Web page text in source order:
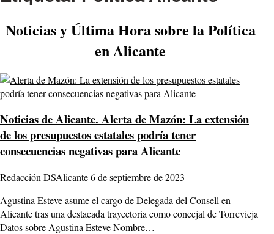
Noticias y Última Hora sobre la Política
en Alicante
Noticias de Alicante. Alerta de Mazón: La extensión
de los presupuestos estatales podría tener
consecuencias negativas para Alicante
Redacción DSAlicante6 de septiembre de 2023
Agustina Esteve asume el cargo de Delegada del Consell en
Alicante tras una destacada trayectoria como concejal de Torrevieja
Datos sobre Agustina Esteve Nombre…